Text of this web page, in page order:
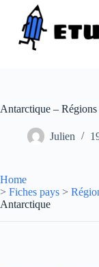
contenu
Antarctique – Régions
Julien
Home
> Fiches pays >
Antarctique